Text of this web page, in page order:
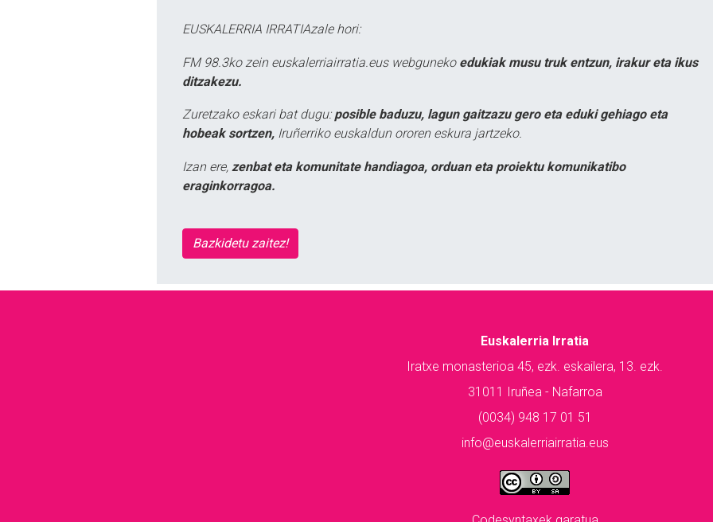
EUSKALERRIA IRRATIAzale hori:
FM 98.3ko zein euskalerriairratia.eus webguneko edukiak musu truk entzun, irakur eta ikus
ditzakezu.
Zuretzako eskari bat dugu: posible baduzu, lagun gaitzazu gero eta eduki gehiago eta
hobeak sortzen, Iruñerriko euskaldun ororen eskura jartzeko.
Izan ere, zenbat eta komunitate handiagoa, orduan eta proiektu komunikatibo
eraginkorragoa.
Bazkidetu zaitez!
Euskalerria Irratia
Iratxe monasterioa 45, ezk. eskailera, 13. ezk.
31011 Iruñea - Nafarroa
(0034) 948 17 01 51
info@euskalerriairratia.eus